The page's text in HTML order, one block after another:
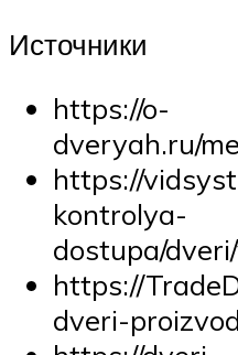
Источники
https://o-
dveryah.ru/
https://
kontrolya-
dostupa/
https://
dveri-